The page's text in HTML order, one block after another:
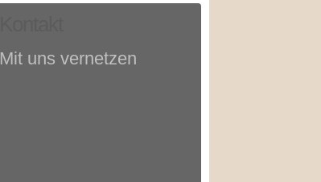
Mit uns vernetzen